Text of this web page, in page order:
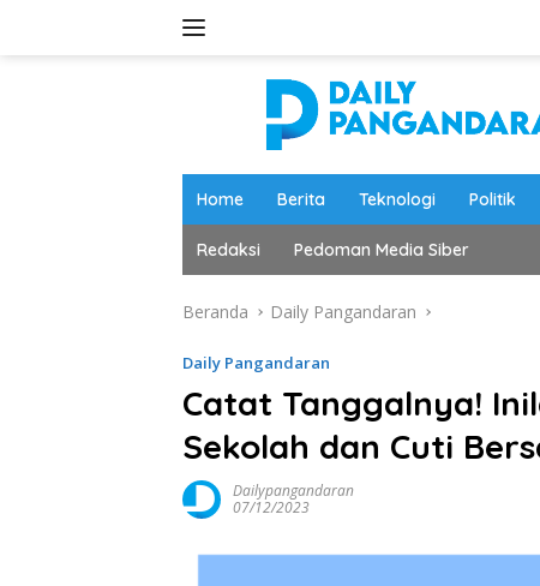
Home Berita Teknologi Politik
Redaksi Pedoman Media Siber
Beranda Daily Pangandaran
Daily Pangandaran
Catat Tanggalnya!
Sekolah dan Cuti
Dailypangandaran
07/12/2023